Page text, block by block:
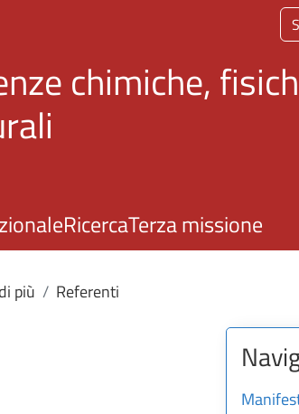
chimiche,
RicercaTerza missione
più Referenti